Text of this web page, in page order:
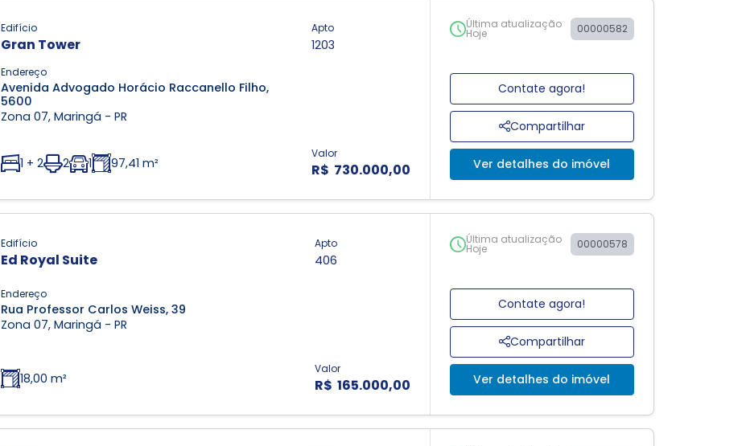
Edifício
Gran Tower
Endereço
Avenida Advogado Horácio Raccanello Filho,
5600
Zona 07, Maringá - PR
1 + 2 2 1 97,41 m²
Valor
R$ 730.000,00
Apto
1203
Última atualização
Hoje 00000582
Contate agora!
Compartilhar
Ver detalhes do imóvel
Edifício
Ed Royal Suite
Endereço
Rua Professor Carlos Weiss, 39
Zona 07, Maringá - PR
18,00 m²
Valor
R$ 165.000,00
Apto
406
Última atualização
Hoje 00000578
Contate agora!
Compartilhar
Ver detalhes do imóvel